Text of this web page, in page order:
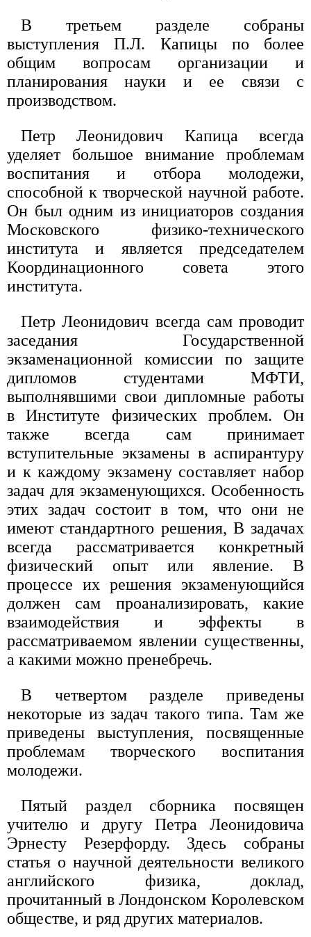
В третьем разделе собраны
выступления П.Л. Капицы по более
общим вопросам организации и
планирования науки и ее связи с
производством.
Петр Леонидович Капица всегда
уделяет большое внимание проблемам
воспитания и отбора молодежи,
способной к творческой научной работе.
Он был одним из инициаторов создания
Московского физико-технического
института и является председателем
Координационного совета этого
института.
Петр Леонидович всегда сам проводит
заседания Государственной
экзаменационной комиссии по защите
дипломов студентами МФТИ,
выполнявшими свои дипломные работы
в Институте физических проблем. Он
также всегда сам принимает
вступительные экзамены в аспирантуру
и к каждому экзамену составляет набор
задач для экзаменующихся. Особенность
этих задач состоит в том, что они не
имеют стандартного решения, В задачах
всегда рассматривается конкретный
физический опыт или явление. В
процессе их решения экзаменующийся
должен сам проанализировать, какие
взаимодействия и эффекты в
рассматриваемом явлении существенны,
а какими можно пренебречь.
В четвертом разделе приведены
некоторые из задач такого типа. Там же
приведены выступления, посвященные
проблемам творческого воспитания
молодежи.
Пятый раздел сборника посвящен
учителю и другу Петра Леонидовича
Эрнесту Резерфорду. Здесь собраны
статья о научной деятельности великого
английского физика, доклад,
прочитанный в Лондонском Королевском
обществе, и ряд других материалов.